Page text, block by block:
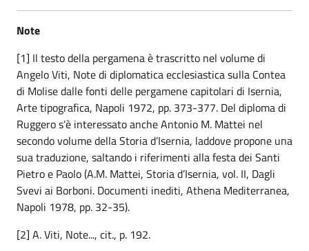
Note
[1] Il testo della pergamena è trascritto nel volume di
Angelo Viti, Note di diplomatica ecclesiastica sulla Contea
di Molise dalle fonti delle pergamene capitolari di Isernia,
Arte tipografica, Napoli 1972, pp. 373-377. Del diploma di
Ruggero s’è interessato anche Antonio M. Mattei nel
secondo volume della Storia d’Isernia, laddove propone una
sua traduzione, saltando i riferimenti alla festa dei Santi
Pietro e Paolo (A.M. Mattei, Storia d’Isernia, vol. II, Dagli
Svevi ai Borboni. Documenti inediti, Athena Mediterranea,
Napoli 1978, pp. 32-35).
[2] A. Viti, Note..., cit., p. 192.